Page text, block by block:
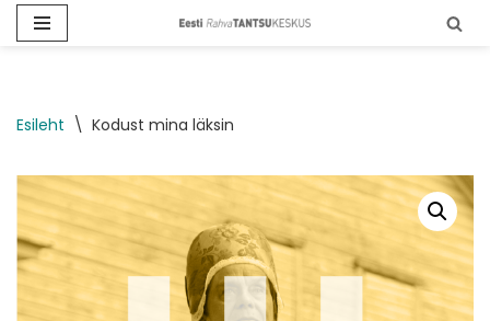
content
Esileht \ Kodust mina läksin